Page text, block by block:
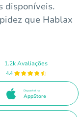
disponíveis.
que Hablax
1.2k Avaliações
4.4
Disponível na
AppStore